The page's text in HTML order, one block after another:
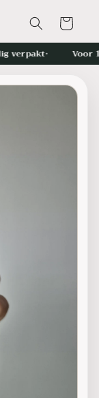
Winkelwagen
• Voor